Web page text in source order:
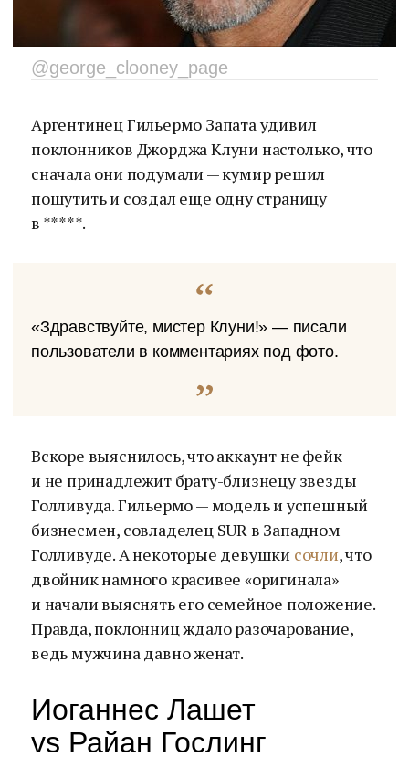
@george_clooney_page
Аргентинец Гильермо Запата удивил
поклонников Джорджа Клуни настолько, что
сначала они подумали — кумир решил
пошутить и создал еще одну страницу
в *****.
«Здравствуйте, мистер Клуни!» — писали
пользователи в комментариях под фото.
Вскоре выяснилось, что аккаунт не фейк
и не принадлежит брату-близнецу звезды
Голливуда. Гильермо — модель и успешный
бизнесмен, совладелец SUR в Западном
Голливуде. А некоторые девушки сочли, что
двойник намного красивее «оригинала»
и начали выяснять его семейное положение.
Правда, поклонниц ждало разочарование,
ведь мужчина давно женат.
Иоганнес Лашет
vs Райан Гослинг